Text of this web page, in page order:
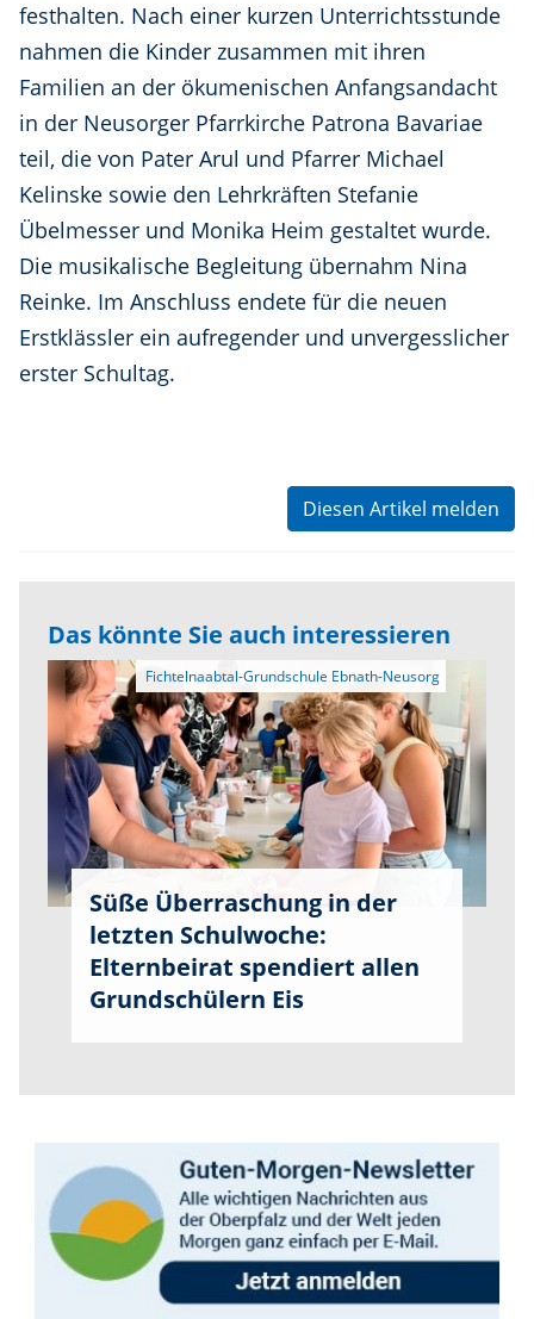
festhalten. Nach einer kurzen Unterrichtsstunde
nahmen die Kinder zusammen mit ihren
Familien an der ökumenischen Anfangsandacht
in der Neusorger Pfarrkirche Patrona Bavariae
teil, die von Pater Arul und Pfarrer Michael
Kelinske sowie den Lehrkräften Stefanie
Übelmesser und Monika Heim gestaltet wurde.
Die musikalische Begleitung übernahm Nina
Reinke. Im Anschluss endete für die neuen
Erstklässler ein aufregender und unvergesslicher
erster Schultag.
Diesen Artikel melden
Das könnte Sie auch interessieren
Süße Überraschung in der
letzten Schulwoche:
Elternbeirat spendiert allen
Grundschülern Eis